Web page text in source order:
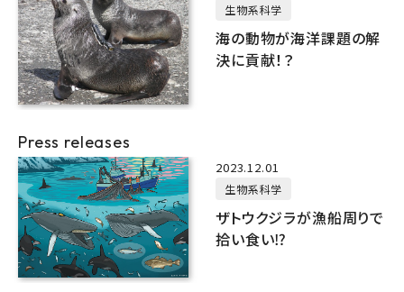
生物系科学
海の動物が海洋課題の解
決に貢献！？
Press releases
2023.12.01
生物系科学
ザトウクジラが漁船周りで
拾い食い⁉